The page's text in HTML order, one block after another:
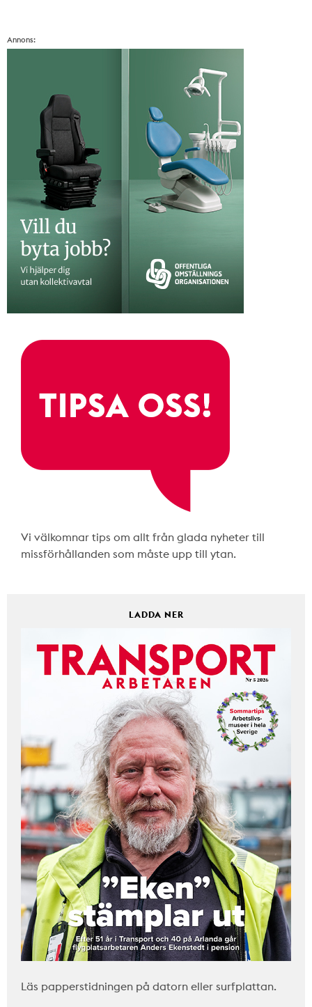
Annons:
Vi välkomnar tips om allt från glada nyheter till
missförhållanden som måste upp till ytan.
LADDA NER
Läs papperstidningen på datorn eller surfplattan.